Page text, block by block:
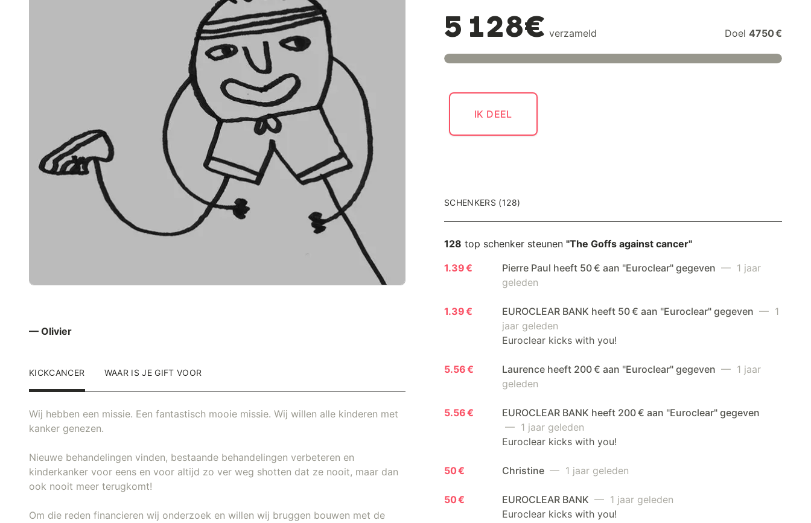
5 128€ verzameld Doel 4750 €
IK DEEL
— Olivier
KICKCANCER WAAR IS JE GIFT VOOR
Wij hebben een missie. Een fantastisch mooie missie. Wij willen alle kinderen met
kanker genezen.
Nieuwe behandelingen vinden, bestaande behandelingen verbeteren en
kinderkanker voor eens en voor altijd zo ver weg shotten dat ze nooit, maar dan
ook nooit meer terugkomt!
Om die reden financieren wij onderzoek en willen wij bruggen bouwen met de
SCHENKERS (128)
128 top schenker steunen "The Goffs against cancer"
1.39 €
Pierre Paul heeft 50 € aan "Euroclear" gegeven — 1 jaar
geleden
1.39 € EUROCLEAR BANK heeft 50 € aan "Euroclear" gegeven — 1
jaar geleden
Euroclear kicks with you!
5.56 € Laurence heeft 200 € aan "Euroclear" gegeven — 1 jaar
geleden
5.56 €
EUROCLEAR BANK heeft 200 € aan "Euroclear" gegeven
— 1 jaar geleden
Euroclear kicks with you!
50 € Christine — 1 jaar geleden
50 € EUROCLEAR BANK — 1 jaar geleden
Euroclear kicks with you!